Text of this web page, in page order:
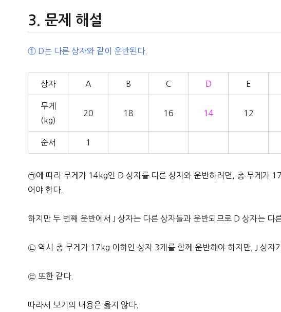
문제 해설
① D는 다른 상자와 같이 운반된다.
상자 A B C D E
무게
(kg)
20 18 16 14 12
순서 1
㉠에 따라 무게가 14kg인 D 상자를 다른 상자와 운반하려면, 총 무게가
어야 한다.
하지만 두 번째 운반에서 J 상자는 다른 상자들과 운반되므로 D 상자는 다
㉡ 역시 총 무게가 17kg 이하인 상자 3개를 함께 운반해야 하지만, J 상자
㉢ 또한 같다.
따라서 보기의 내용은 옳지 않다.